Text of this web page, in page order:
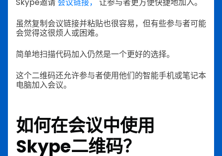
虽然复制会议链接并粘贴也很容易，但有些参与者可能
会觉得这很烦人或困难。
简单地扫描代码加入仍然是一个更好的选择。
这个二维码还允许参与者使用他们的智能手机或笔记本
电脑加入会议。
如何在会议中使用
Skype二维码？